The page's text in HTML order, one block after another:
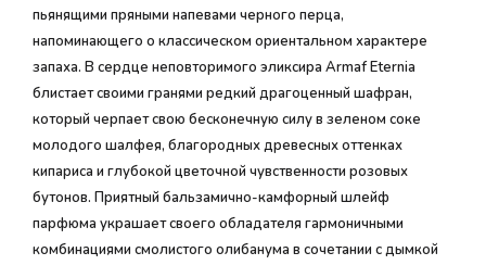
пьянящими пряными напевами черного перца,
напоминающего о классическом ориентальном характере
запаха. В сердце неповторимого эликсира Armaf Eternia
блистает своими гранями редкий драгоценный шафран,
который черпает свою бесконечную силу в зеленом соке
молодого шалфея, благородных древесных оттенках
кипариса и глубокой цветочной чувственности розовых
бутонов. Приятный бальзамично-камфорный шлейф
парфюма украшает своего обладателя гармоничными
комбинациями смолистого олибанума в сочетании с дымкой